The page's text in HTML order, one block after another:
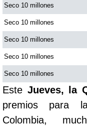
Seco 10 millones
Seco 10 millones
Seco 10 millones
Seco 10 millones
Seco 10 millones
Este Jueves, la
premios para
Colombia,